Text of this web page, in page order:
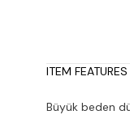
ITEM FEATURES
Büyük beden